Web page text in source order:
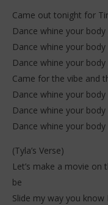
octobre
2025
Stone
Came out tonight for
Dance whine your
Dance whine your
Dance whine your body
Came for the vibe and
Dance whine your
Dance whine your
Dance whine your body
(Tyla’s Verse)
Let’s make a movie on
be
Slide my way you